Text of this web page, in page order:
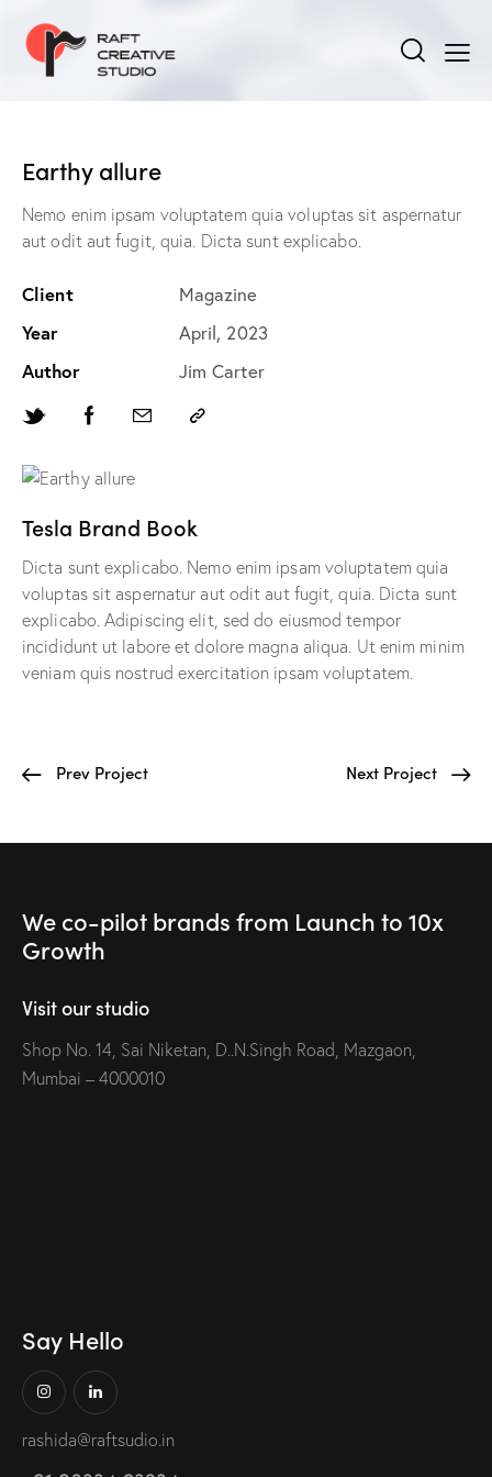
Earthy allure
Nemo enim ipsam voluptatem quia voluptas sit aspernatur
aut odit aut fugit, quia. Dicta sunt explicabo.
Client
Magazine
Year
April, 2023
Author
Jim Carter
Tesla Brand Book
Dicta sunt explicabo. Nemo enim ipsam voluptatem quia
voluptas sit aspernatur aut odit aut fugit, quia. Dicta sunt
explicabo. Adipiscing elit, sed do eiusmod tempor
incididunt ut labore et dolore magna aliqua. Ut enim minim
veniam quis nostrud exercitation ipsam voluptatem.
Prev Project Next Project
We co-pilot brandsfrom Launch to10x
Growth
Visit our studio
Shop No. 14, Sai Niketan, D..N.Singh Road, Mazgaon,
Mumbai – 4000010
Say Hello
rashida@raftsudio.in